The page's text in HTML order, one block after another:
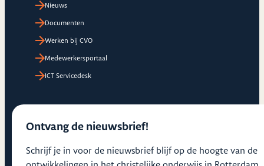
Nieuws
Documenten
Werken bij CVO
Medewerkersportaal
ICT Servicedesk
Ontvang de nieuwsbrief!
Schrijf je in voor de nieuwsbrief blijf op de hoogte van de